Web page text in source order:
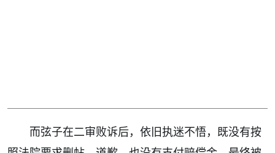
而弦子在二审败诉后，依旧执迷不悟，既没有按